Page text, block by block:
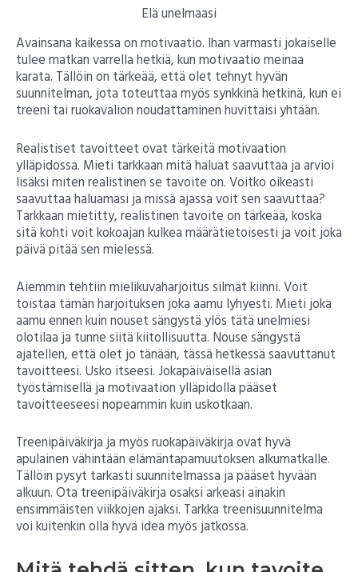
Elä unelmaasi
Avainsana kaikessa on motivaatio. Ihan varmasti jokaiselle
tulee matkan varrella hetkiä, kun motivaatio meinaa
karata. Tällöin on tärkeää, että olet tehnyt hyvän
suunnitelman, jota toteuttaa myös synkkinä hetkinä, kun ei
treeni tai ruokavalion noudattaminen huvittaisi yhtään.
Realistiset tavoitteet ovat tärkeitä motivaation
ylläpidossa. Mieti tarkkaan mitä haluat saavuttaa ja arvioi
lisäksi miten realistinen se tavoite on. Voitko oikeasti
saavuttaa haluamasi ja missä ajassa voit sen saavuttaa?
Tarkkaan mietitty, realistinen tavoite on tärkeää, koska
sitä kohti voit kokoajan kulkea määrätietoisesti ja voit joka
päivä pitää sen mielessä.
Aiemmin tehtiin mielikuvaharjoitus silmät kiinni. Voit
toistaa tämän harjoituksen joka aamu lyhyesti. Mieti joka
aamu ennen kuin nouset sängystä ylös tätä unelmiesi
olotilaa ja tunne siitä kiitollisuutta. Nouse sängystä
ajatellen, että olet jo tänään, tässä hetkessä saavuttanut
tavoitteesi. Usko itseesi. Jokapäiväisellä asian
työstämisellä ja motivaation ylläpidolla pääset
tavoitteeseesi nopeammin kuin uskotkaan.
Treenipäiväkirja ja myös ruokapäiväkirja ovat hyvä
apulainen vähintään elämäntapamuutoksen alkumatkalle.
Tällöin pysyt tarkasti suunnitelmassa ja pääset hyvään
alkuun. Ota treenipäiväkirja osaksi arkeasi ainakin
ensimmäisten viikkojen ajaksi. Tarkka treenisuunnitelma
voi kuitenkin olla hyvä idea myös jatkossa.